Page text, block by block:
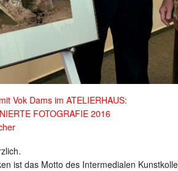
Vok Dams im ATELIERHAUS:
FOTOGRAFIE 2016
ist das Motto des Intermedialen